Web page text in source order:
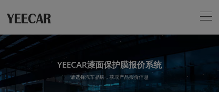
YEECAR漆面保护膜报价系统
请选择汽车品牌，获取产品报价信息